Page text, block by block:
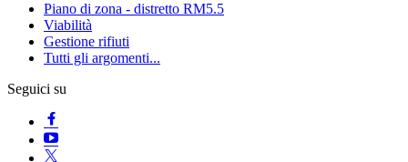
Piano di zona - distretto RM5.5
Viabilità
Gestione rifiuti
Tutti gli argomenti...
Seguici su